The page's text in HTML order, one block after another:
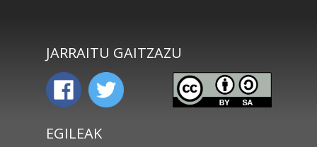
JARRAITU GAITZAZU
EGILEAK